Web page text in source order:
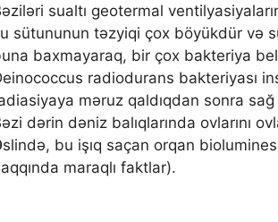
sualtı geotermal
sütununun təzyiqi çox böyükdür və
baxmayaraq, bir çox bakteriya
radiodurans bakteriyası
məruz qaldıqdan sonra
dərin dəniz balıqlarında ovlarını
bu işıq saçan orqan
maraqlı faktlar).